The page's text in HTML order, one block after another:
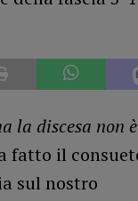
la discesa non è
fatto il
sul nostro